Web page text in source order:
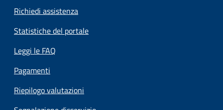
Richiedi assistenza
Statistiche del portale
Leggi le FAQ
Pagamenti
Riepilogo valutazioni